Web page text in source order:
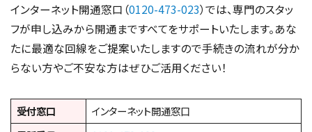
インターネット開通窓口（0120-473-023）では、専門のスタッ
フが申し込みから開通まですべてをサポートいたします。あな
たに最適な回線をご提案いたしますので手続きの流れが分か
らない方やご不安な方はぜひご活用ください！
受付窓口
インターネット開通窓口